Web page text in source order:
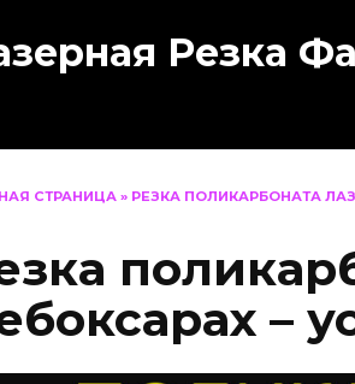
Резка
СТРАНИЦА » РЕЗКА ПОЛИКАРБОНАТА
–